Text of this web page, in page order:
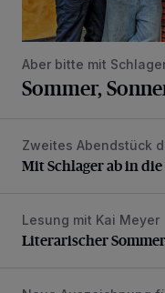
Aber bitte mit
Sommer,
Mit Schlager ab in
Zweites Abendstück
Mit Schlager ab in
Literarischer
Lesung mit Kai Meyer
Literarischer